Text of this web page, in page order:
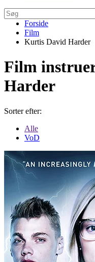
Forside
Film
Kurtis David Harder
Film
Harder
Sorter efter:
Alle
VoD